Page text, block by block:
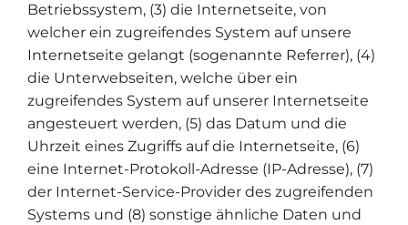
Betriebssystem, (3) die Internetseite, von
welcher ein zugreifendes System auf unsere
Internetseite gelangt (sogenannte Referrer), (4)
die Unterwebseiten, welche über ein
zugreifendes System auf unserer Internetseite
angesteuert werden, (5) das Datum und die
Uhrzeit eines Zugriffs auf die Internetseite, (6)
eine Internet-Protokoll-Adresse (IP-Adresse), (7)
der Internet-Service-Provider des zugreifenden
Systems und (8) sonstige ähnliche Daten und